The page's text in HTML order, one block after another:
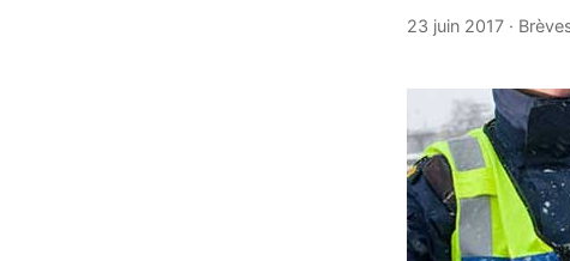
23 juin 2017 ·